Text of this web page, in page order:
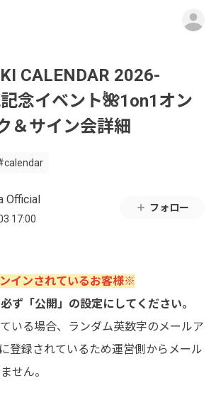
CALENDAR 2026-
念イベント🌺1on1オン
＆サイン会詳細
Official
17:00
フォロー
インされているお客様※
ず「公開」の設定にしてください。
ている場合、ランダム英数字のメールア
登録されているため運営側からメール
せん。